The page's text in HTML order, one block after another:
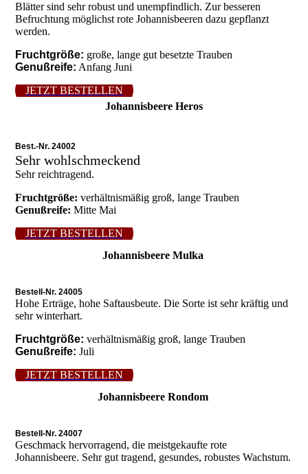
Blätter sind sehr robust und unempfindlich. Zur besseren
Befruchtung möglichst rote Johannisbeeren dazu gepflanzt
werden.
Fruchtgröße: große, lange gut besetzte Trauben
Genußreife: Anfang Juni
JETZT BESTELLEN
Johannisbeere Heros
Best.-Nr. 24002
Sehr wohlschmeckend
Sehr reichtragend.
Fruchtgröße: verhältnismäßig groß, lange Trauben
Genußreife: Mitte Mai
JETZT BESTELLEN
Johannisbeere Mulka
Bestell-Nr. 24005
Hohe Erträge, hohe Saftausbeute. Die Sorte ist sehr kräftig und
sehr winterhart.
Fruchtgröße: verhältnismäßig groß, lange Trauben
Genußreife: Juli
JETZT BESTELLEN
Johannisbeere Rondom
Bestell-Nr. 24007
Geschmack hervorragend, die meistgekaufte rote
Johannisbeere. Sehr gut tragend, gesundes, robustes Wachstum.